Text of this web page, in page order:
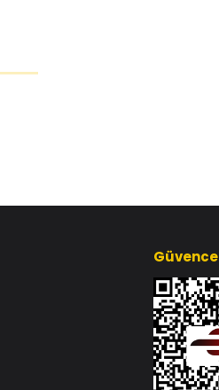
Güvence